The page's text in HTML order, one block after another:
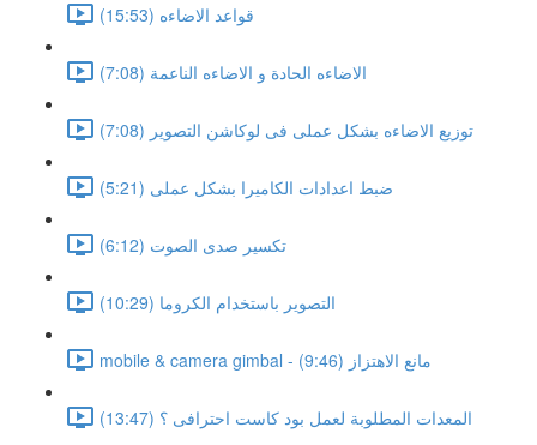
قواعد الاضاءه (15:53)
الاضاءه الحادة و الاضاءه الناعمة (7:08)
توزيع الاضاءه بشكل عملى فى لوكاشن التصوير (7:08)
ضبط اعدادات الكاميرا بشكل عملى (5:21)
تكسير صدى الصوت (6:12)
التصوير باستخدام الكروما (10:29)
mobile & camera gimbal - مانع الاهتزاز (9:46)
المعدات المطلوبة لعمل بود كاست احترافى ؟ (13:47)